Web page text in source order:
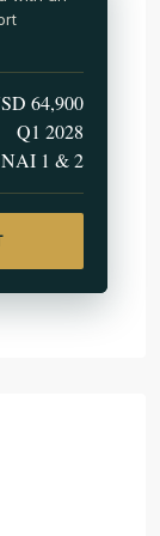
64,900
Q1 2028
NAI 1 & 2